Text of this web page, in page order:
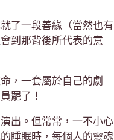
了一段善緣（當然也有
到那背後所代表的意
，一套屬於自己的劇
罷了！
出。但常常，一不小心
睡眠時，每個人的靈魂